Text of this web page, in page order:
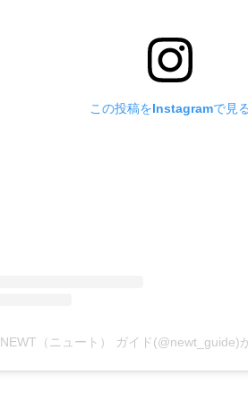
この投稿をInstagramで見る
NEWT（ニュート） ガイド(@newt_guide)